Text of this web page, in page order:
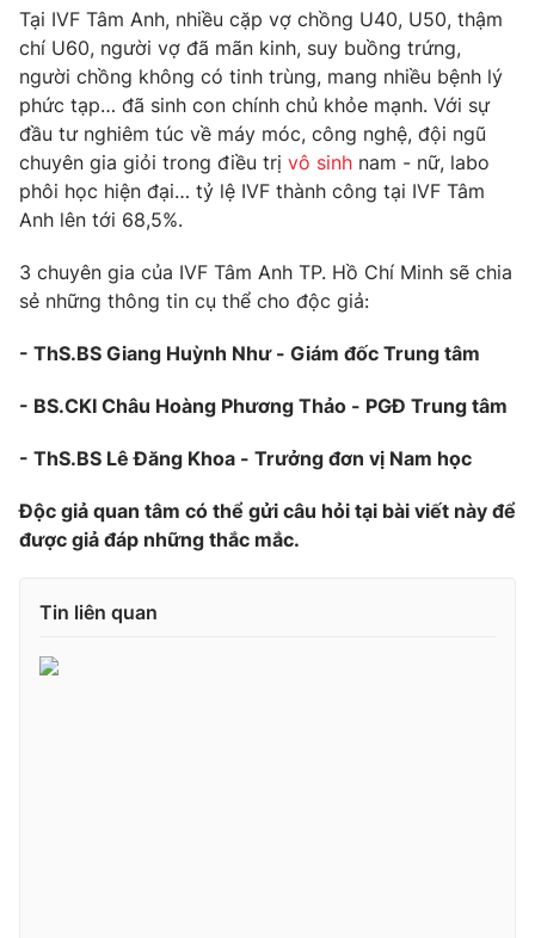
Khán giả
Giải sao mai
Sao
Du lịch
Làm đẹp
Chất lượng cuộc sống
Giáo dục
Tuyển sinh
Học trực tuyến
Công nghệ
Hitech Công nghệ tương lai
Sản phẩm
Tư vấn
Giao lưu trực tuyến
Video Shorts video
VTV Sức khoẻ
Tại IVF Tâm Anh, nhiều cặp vợ chồng U40, U50, thậm
chí U60, người vợ đã mãn kinh, suy buồng trứng,
người chồng không có tinh trùng, mang nhiều bệnh lý
phức tạp… đã sinh con chính chủ khỏe mạnh. Với sự
đầu tư nghiêm túc về máy móc, công nghệ, đội ngũ
chuyên gia giỏi trong điều trị vô sinh nam - nữ, labo
phôi học hiện đại… tỷ lệ IVF thành công tại IVF Tâm
Anh lên tới 68,5%.
3 chuyên gia của IVF Tâm Anh TP. Hồ Chí Minh sẽ chia
sẻ những thông tin cụ thể cho độc giả:
- ThS.BS Giang Huỳnh Như - Giám đốc Trung tâm
- BS.CKI Châu Hoàng Phương Thảo - PGĐ Trung tâm
- ThS.BS Lê Đăng Khoa - Trưởng đơn vị Nam học
Độc giả quan tâm có thể gửi câu hỏi tại bài viết này để
được giả đáp những thắc mắc.
Tin liên quan